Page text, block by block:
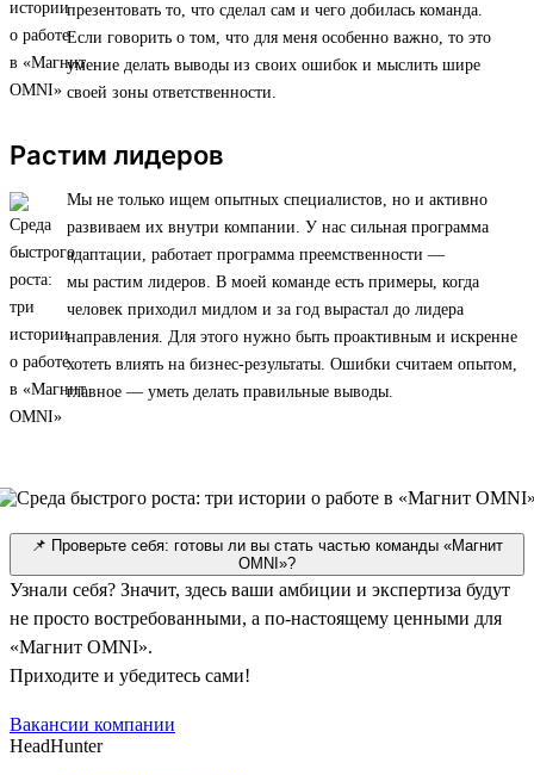
презентовать то, что сделал сам и чего добилась команда.
Если говорить о том, что для меня особенно важно, то это
умение делать выводы из своих ошибок и мыслить шире
своей зоны ответственности.
Растим лидеров
Мы не только ищем опытных специалистов, но и активно
развиваем их внутри компании. У нас сильная программа
адаптации, работает программа преемственности —
мы растим лидеров. В моей команде есть примеры, когда
человек приходил мидлом и за год вырастал до лидера
направления. Для этого нужно быть проактивным и искренне
хотеть влиять на бизнес-результаты. Ошибки считаем опытом,
главное — уметь делать правильные выводы.
📌 Проверьте себя: готовы ли вы стать частью команды «Магнит
OMNI»?
Узнали себя? Значит, здесь ваши амбиции и экспертиза будут
не просто востребованными, а по-настоящему ценными для
«Магнит OMNI».
Приходите и убедитесь сами!
Вакансии компании
HeadHunter